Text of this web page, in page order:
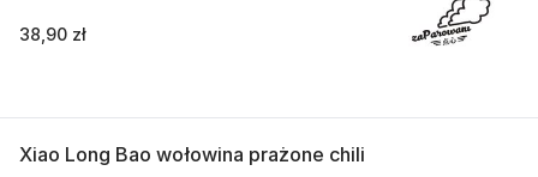
38,90 zł
Xiao Long Bao wołowina prażone chili